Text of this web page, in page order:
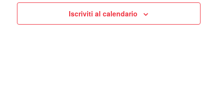
Iscriviti al calendario